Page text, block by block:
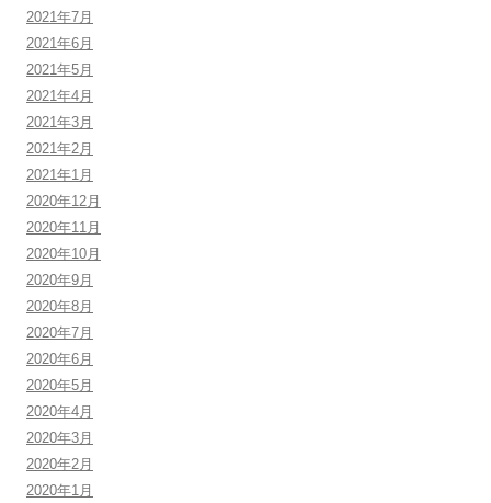
2021年7月
2021年6月
2021年5月
2021年4月
2021年3月
2021年2月
2021年1月
2020年12月
2020年11月
2020年10月
2020年9月
2020年8月
2020年7月
2020年6月
2020年5月
2020年4月
2020年3月
2020年2月
2020年1月